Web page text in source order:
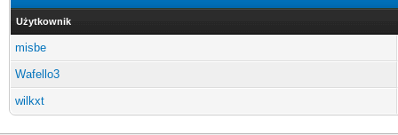
Użytkownik
misbe
Wafello3
wilkxt